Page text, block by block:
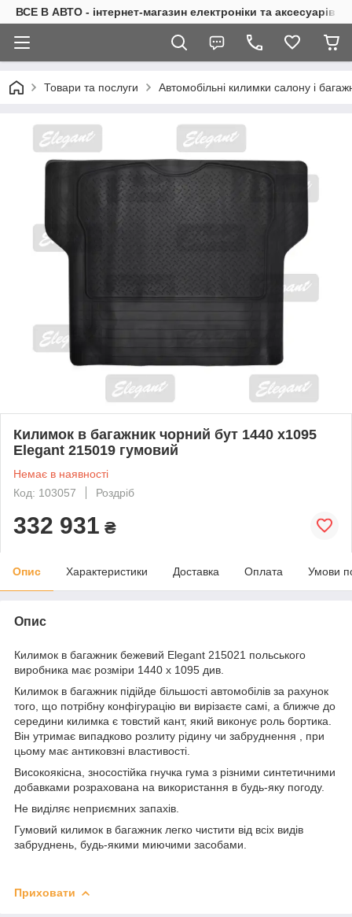
ВСЕ В АВТО - інтернет-магазин електроніки та аксесуарів в
Товари та послуги Автомобільні килимки салону і
Килимок в багажник чорний бут 1440 х1095
Elegant 215019 гумовий
Немає в наявності
Код: 103057
Роздріб
332 931 ₴
Опис Характеристики Доставка Оплата Умови
Опис
Килимок в багажник бежевий Elegant 215021 польського
виробника має розміри 1440 х 1095 див.
Килимок в багажник підійде більшості автомобілів за рахунок
того, що потрібну конфігурацію ви вирізаєте самі, а ближче до
середини килимка є товстий кант, який виконує роль бортика.
Він утримає випадково розлиту рідину чи забруднення , при
цьому має антиковзні властивості.
Високоякісна, зносостійка гнучка гума з різними синтетичними
добавками розрахована на використання в будь-яку погоду.
Не виділяє неприємних запахів.
Гумовий килимок в багажник легко чистити від всіх видів
забруднень, будь-якими миючими засобами.
Приховати